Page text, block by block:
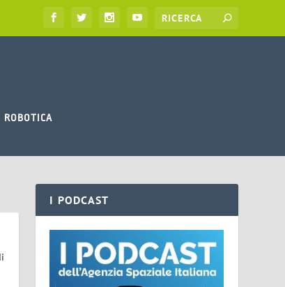
ROBOTICA
I PODCAST